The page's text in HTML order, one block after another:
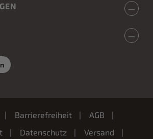
Barrierefreiheit
AGB
Datenschutz Versand